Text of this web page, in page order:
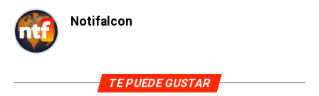
Notifalcon
TE PUEDE GUSTAR